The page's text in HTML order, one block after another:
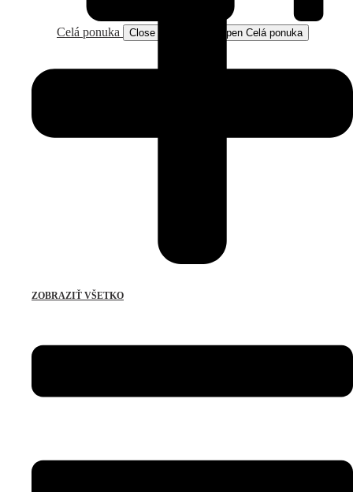
Celá ponuka Close Celá ponuka Open Celá ponuka
ZOBRAZIŤ VŠETKO